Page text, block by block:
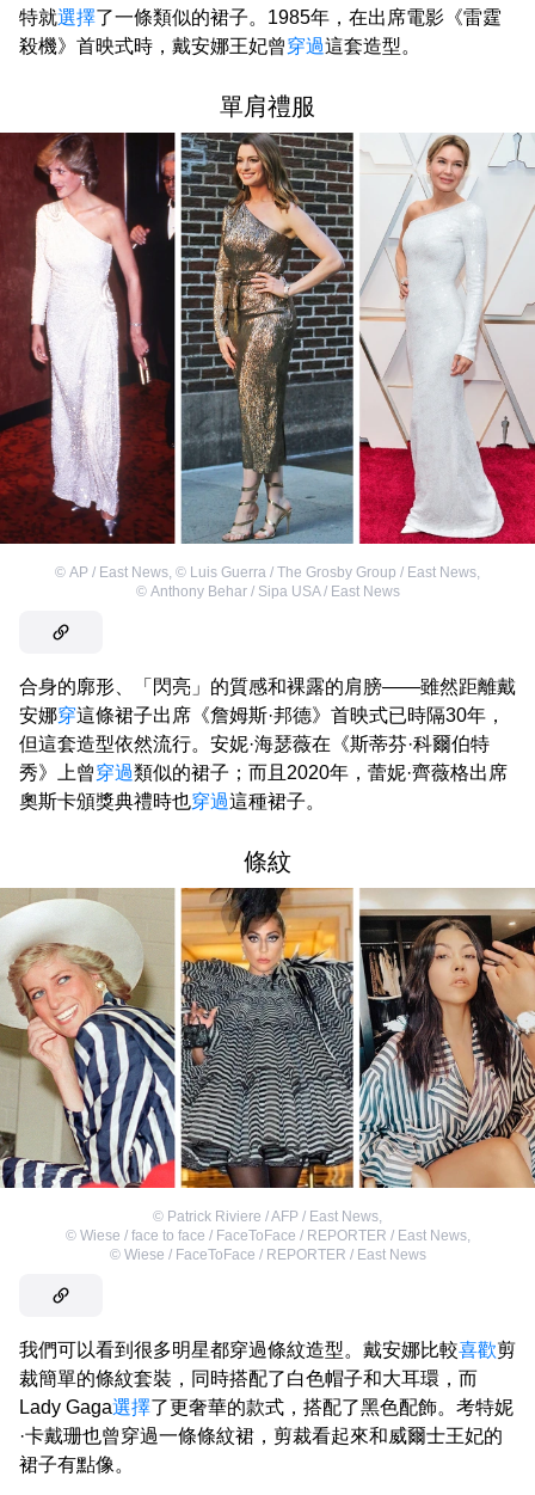
特就選擇了一條類似的裙子。1985年，在出席電影《雷霆
殺機》首映式時，戴安娜王妃曾穿過這套造型。
單肩禮服
© AP / East News, © Luis Guerra / The Grosby Group / East News,
© Anthony Behar / Sipa USA / East News
合身的廓形、「閃亮」的質感和裸露的肩膀——雖然距離戴
安娜穿這條裙子出席《詹姆斯·邦德》首映式已時隔30年，
但這套造型依然流行。安妮·海瑟薇在《斯蒂芬·科爾伯特
秀》上曾穿過類似的裙子；而且2020年，蕾妮·齊薇格出席
奧斯卡頒獎典禮時也穿過這種裙子。
條紋
© Patrick Riviere / AFP / East News
© Wiese / face to face / FaceToFace / REPORTER / East News,
© Wiese / FaceToFace / REPORTER / East News
我們可以看到很多明星都穿過條紋造型。戴安娜比較喜歡剪
裁簡單的條紋套裝，同時搭配了白色帽子和大耳環，而
Lady Gaga選擇了更奢華的款式，搭配了黑色配飾。考特妮
·卡戴珊也曾穿過一條條紋裙，剪裁看起來和威爾士王妃的
裙子有點像。